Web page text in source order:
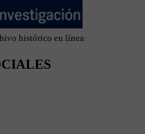
histórico en línea